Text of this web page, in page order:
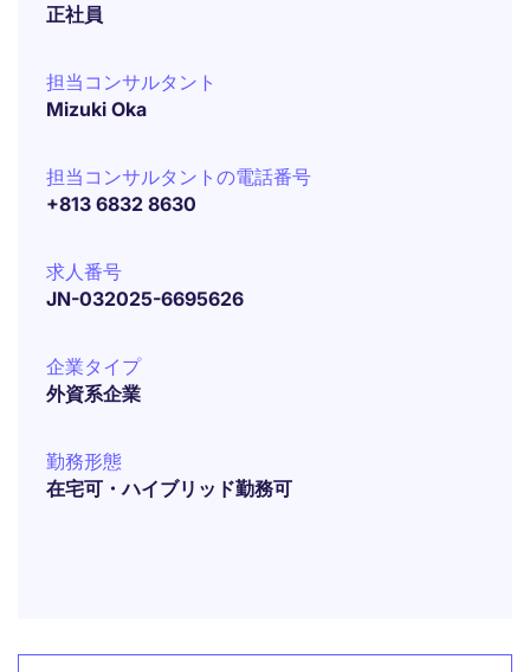
正社員
担当コンサルタント
Mizuki Oka
担当コンサルタントの電話番号
+813 6832 8630
求人番号
JN-032025-6695626
企業タイプ
外資系企業
勤務形態
在宅可・ハイブリッド勤務可